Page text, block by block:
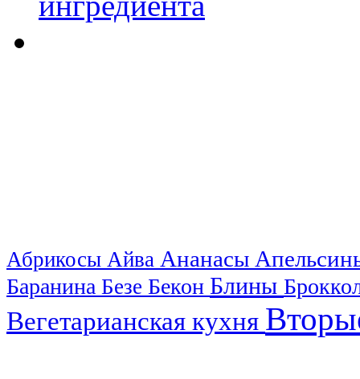
Абрикосы Айва Ананасы
Баранина Безе Бекон Блины
Вегетарианская кухня